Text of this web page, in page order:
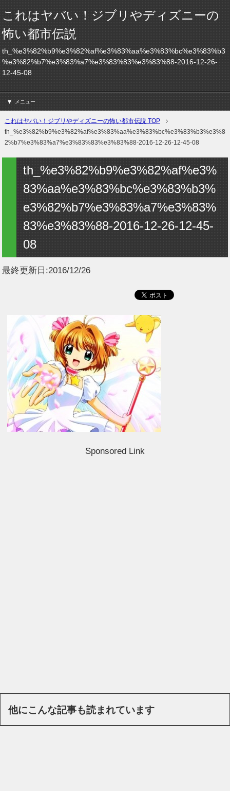
これはヤバい！ジブリやディズニーの
怖い都市伝説
th_%e3%82%b9%e3%82%af%e3%83%aa%e3%83%bc%e3%83%b3
%e3%82%b7%e3%83%a7%e3%83%83%e3%83%88-2016-12-26-
12-45-08
メニュー
これはヤバい！ジブリやディズニーの怖い都市伝説 TOP
th_%e3%82%b9%e3%82%af%e3%83%aa%e3%83%bc%e3%83%b3%e3%8
2%b7%e3%83%a7%e3%83%83%e3%83%88-2016-12-26-12-45-08
th_%e3%82%b9%e3%82%af%e3%
83%aa%e3%83%bc%e3%83%b3%
e3%82%b7%e3%83%a7%e3%83%
83%e3%83%88-2016-12-26-12-45-
08
最終更新日:2016/12/26
Sponsored Link
他にこんな記事も読まれています